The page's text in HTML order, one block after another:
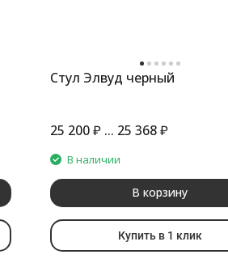
Стул Элвуд черный
25 200₽ ... 25 368₽
В наличии
В корзину
Купить в 1 клик